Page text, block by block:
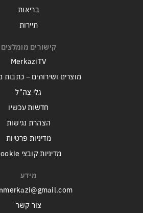
בריאות
תיירות
קישורים מומלצים
MerkaziTV
מוצרים ושירותים – כתבות
גלי צה"ל
חדשות עכשיו
הצהרת נגישות
מדיניות פרטיות
מדיניות קובצי Cookie
מידע
צור קשר